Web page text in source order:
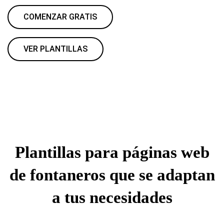
COMENZAR GRATIS
VER PLANTILLAS
Plantillas para páginas web
de fontaneros que se adaptan
a tus necesidades